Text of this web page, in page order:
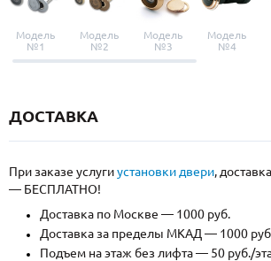
Модель
№1
Модель
№2
Модель
№3
Модель
№4
ДОСТАВКА
При заказе услугиустановки двери,
— БЕСПЛАТНО!
Доставка по Москве — 1000 руб.
Доставка за пределы МКАД — 1000
Подъем на этаж без лифта — 50 руб./